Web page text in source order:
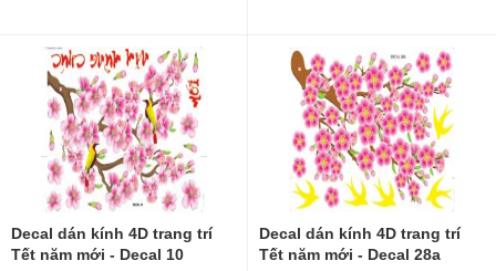
Decal dán kính 4D trang trí
Tết năm mới - Decal 10
Decal dán kính 4D trang trí
Tết năm mới - Decal 28a